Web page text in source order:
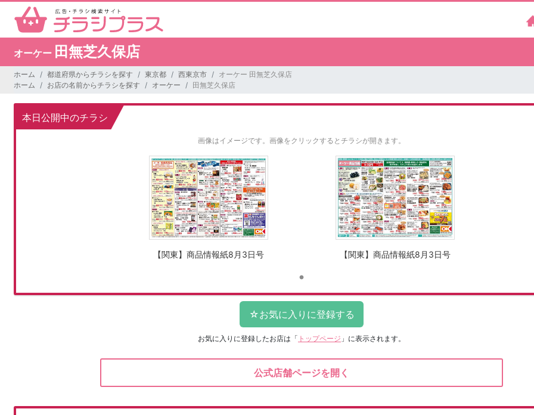
オーケー 田無芝久保店
ホーム 都道府県からチラシを探す 東京都 西東京市
オーケー 田無芝久保店
ホーム
お店の名前からチラシを探す オーケー 田無芝久保店
本日公開中のチラシ
画像はイメージです。 画像をクリックするとチラシが開きます。
【関東】商品情報紙8月3日号 【関東】商品情報紙8月3日号
お気に入りに登録したお店は 「 トップページ 」に表示されます。
公式店舗ページを開く